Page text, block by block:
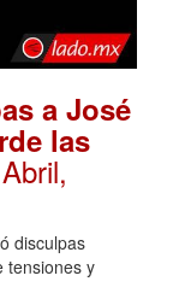
a José
las
disculpas
tensiones y